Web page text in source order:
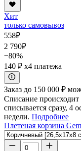
Хит
только самовывоз
558₽
2 790₽
−80%
140 ₽ x4 платежа
Заказ до 150 000 ₽
Списание
списывается сразу, 4
недели. Подробнее
Плетеная корзина